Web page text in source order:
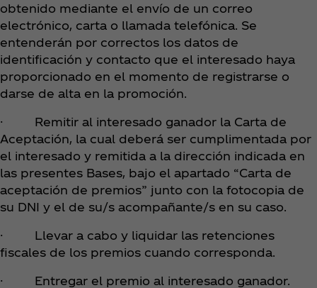
obtenido mediante el envío de un correo
electrónico, carta o llamada telefónica. Se
entenderán por correctos los datos de
identificación y contacto que el interesado haya
proporcionado en el momento de registrarse o
darse de alta en la promoción.
· Remitir al interesado ganador la Carta de
Aceptación, la cual deberá ser cumplimentada por
el interesado y remitida a la dirección indicada en
las presentes Bases, bajo el apartado “Carta de
aceptación de premios” junto con la fotocopia de
su DNI y el de su/s acompañante/s en su caso.
· Llevar a cabo y liquidar las retenciones
fiscales de los premios cuando corresponda.
· Entregar el premio al interesado ganador.